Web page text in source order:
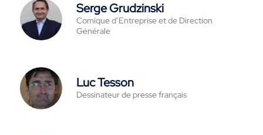
Serge Grudzinski
Comique d’Entreprise et de Direction
Générale
Luc Tesson
Dessinateur de presse français